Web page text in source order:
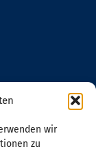
wir
zu